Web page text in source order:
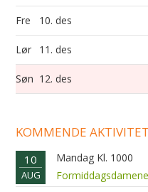
Fre 10. des
Lør 11. des
Søn 12. des
KOMMENDE
10
AUG
Mandag Kl. 1000